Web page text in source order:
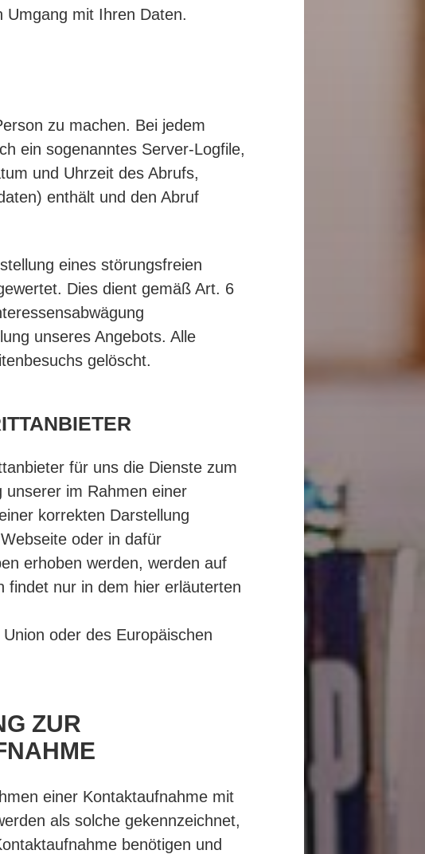
Umgang mit Ihren Daten.
zu machen. Bei jedem
ein sogenanntes Server-Logfile,
und Uhrzeit des Abrufs,
enthält und den Abruf
eines störungsfreien
Dies dient gemäß Art. 6
unseres Angebots. Alle
gelöscht.
für uns die Dienste zum
unserer im Rahmen einer
korrekten Darstellung
oder in dafür
erhoben werden, werden auf
findet nur in dem hier erläuterten
oder des Europäischen
ZUR
einer Kontaktaufnahme mit
als solche gekennzeichnet,
benötigen und